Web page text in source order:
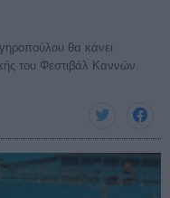
θα κάνει
του Φεστιβάλ Καννών.